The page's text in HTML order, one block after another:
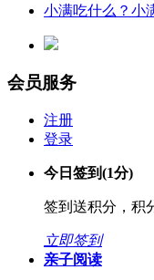
小满吃什么？小
会员服务
注册
登录
今日签到(1分)
签到送积分，积
立即签到
亲子阅读